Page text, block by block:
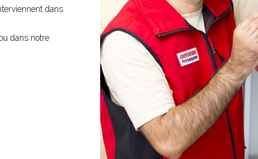
dans
dans notre